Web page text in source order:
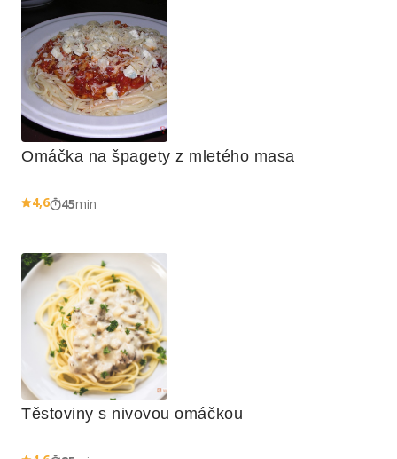
Omáčka na špagety z mletého masa
4,6 45min
Těstoviny s nivovou omáčkou